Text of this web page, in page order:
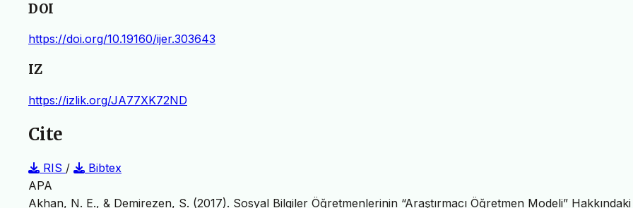
DOI
https://doi.org/10.19160/ijer.303643
IZ
https://izlik.org/JA77XK72ND
Cite
RIS /
Bibtex
APA
Akhan, N. E., & Demirezen, S. (2017). Sosyal Bilgiler Öğretmenlerinin “Araştırmacı Öğretmen Modeli” Hakkındaki